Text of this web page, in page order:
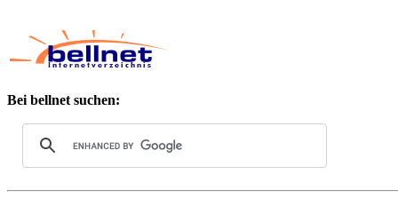
Bei bellnet suchen: